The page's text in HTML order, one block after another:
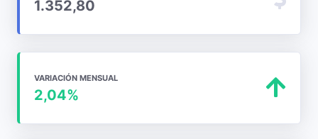
1.352,80
VARIACIÓN MENSUAL
2,04%